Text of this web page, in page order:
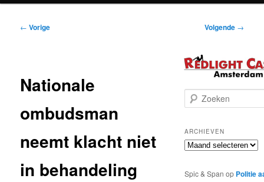
Bericht
← Vorige Volgende →
Nationale
ombudsman
neemt klacht niet
in behandeling
o
k
e
n
ARCHIEVEN
Archieven
Spic & Span op Politie